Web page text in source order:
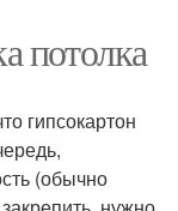
потолка
гипсокартон
(обычно